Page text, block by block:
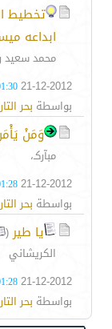
تخطيط
ابداعه
محمد سعيد
21-12-2012
PM
بواسطة بحر
وَمَنْ
مبآركـ،
21-12-2012
PM
بواسطة بحر
يا طير‏
(
الكريشاني
21-12-2012
PM
بواسطة بحر